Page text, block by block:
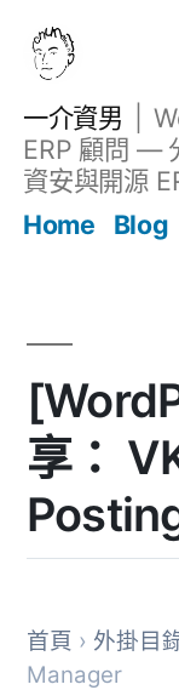
一介資男
ERP 顧問 —
資安與開源
Home
Blog
享：
首頁 › 外掛目
Manager
文章